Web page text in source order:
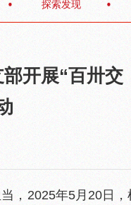
探索发现
开展“百卅交
，2025年5月20日，